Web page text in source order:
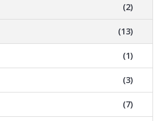
(2)
(13)
(1)
(3)
(7)